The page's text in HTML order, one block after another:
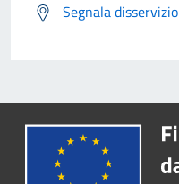
Segnala disservizio